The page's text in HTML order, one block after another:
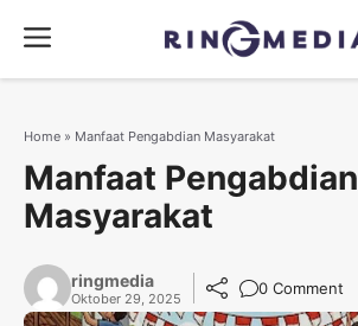
isi
Menu
Home » Manfaat Pengabdian Masyarakat
Manfaat Pengabdian
Masyarakat
ringmedia
Oktober 29, 2025
0 Comment